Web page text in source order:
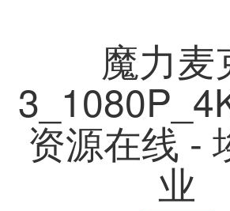
魔力麦
资源在线 -
业